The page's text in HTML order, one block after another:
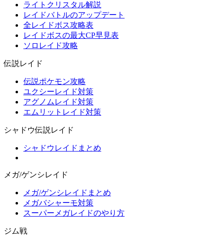
ライトクリスタル解説
レイドバトルのアップデート
全レイドボス攻略表
レイドボスの最大CP早見表
ソロレイド攻略
伝説レイド
伝説ポケモン攻略
ユクシーレイド対策
アグノムレイド対策
エムリットレイド対策
シャドウ伝説レイド
シャドウレイドまとめ
メガ/ゲンシレイド
メガ/ゲンシレイドまとめ
メガバシャーモ対策
スーパーメガレイドのやり方
ジム戦